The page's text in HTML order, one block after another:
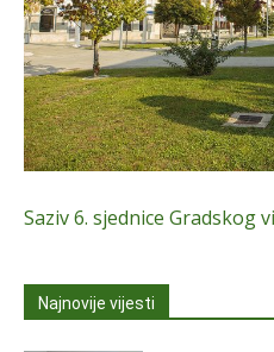
Saziv 6. sjednice Gradskog
Najnovije vijesti